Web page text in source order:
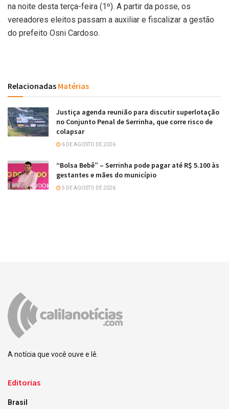
na noite desta terça-feira (1º). A partir da posse, os
vereadores eleitos passam a auxiliar e fiscalizar a gestão
do prefeito Osni Cardoso.
Relacionadas Matérias
Justiça agenda reunião para discutir superlotação
no Conjunto Penal de Serrinha, que corre risco de
colapsar
6 DE AGOSTO DE 2026
“Bolsa Bebê” – Serrinha pode pagar até R$ 5.100 às
gestantes e mães do município
5 DE AGOSTO DE 2026
A notícia que você ouve e lê.
Editorias
Brasil